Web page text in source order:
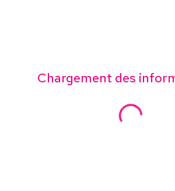
Chargement des